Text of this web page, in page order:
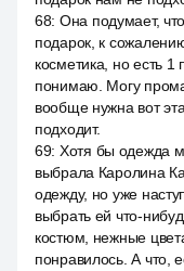
68: Она подумает,
подарок, к
косметика, но есть
понимаю. Могу
вообще нужна вот
подходит.
69: Хотя бы одежда
выбрала Каролина
одежду, но уже
выбрать ей что-
костюм, нежные
понравилось. А что,